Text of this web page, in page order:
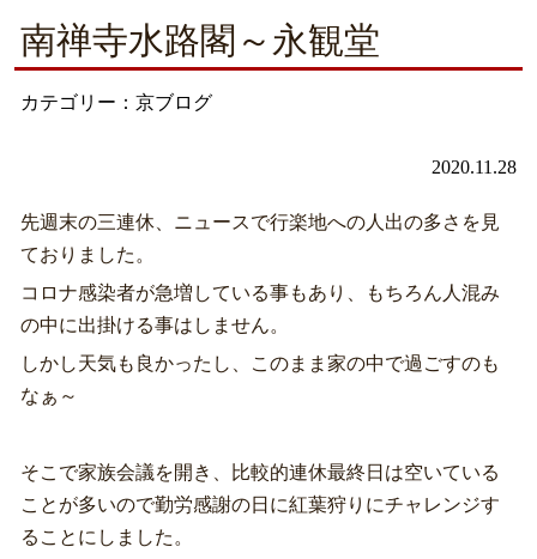
南禅寺水路閣～永観堂
カテゴリー：京ブログ
2020.11.28
先週末の三連休、ニュースで行楽地への人出の多さを見
ておりました。
コロナ感染者が急増している事もあり、もちろん人混み
の中に出掛ける事はしません。
しかし天気も良かったし、このまま家の中で過ごすのも
なぁ～
そこで家族会議を開き、比較的連休最終日は空いている
ことが多いので勤労感謝の日に紅葉狩りにチャレンジす
ることにしました。